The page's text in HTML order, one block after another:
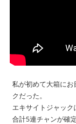
私が初めて大箱に
クだった。
エキサイトジャック
合計5連チャンが確